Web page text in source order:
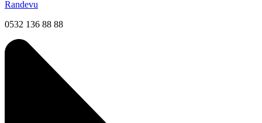
Randevu
0532 136 88 88